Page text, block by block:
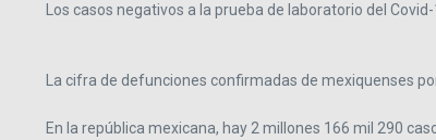
Los casos negativos a la prueba de laboratorio del
La cifra de defunciones confirmadas de mexiquenses
En la república mexicana, hay 2 millones 166 mil 290